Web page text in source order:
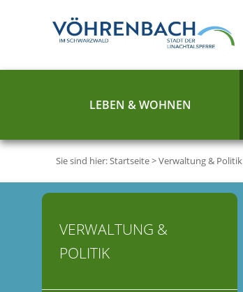
LEBEN & WOHNEN
Sie sind hier:Startseite>Verwaltung & Politik
VERWALTUNG &
POLITIK